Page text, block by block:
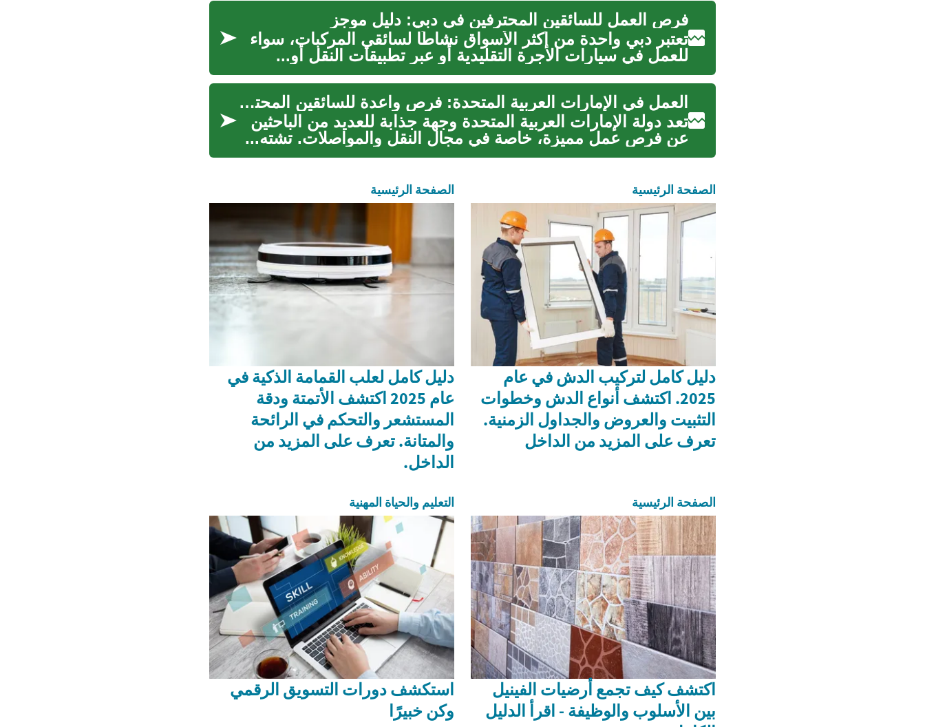
فرص العمل للسائقين المحترفين في دبي: دليل موجز
تعتبر دبي واحدة من أكثر الأسواق نشاطًا لسائقي المركبات، سواء
للعمل في سيارات الأجرة التقليدية أو عبر تطبيقات النقل أو...
العمل في الإمارات العربية المتحدة: فرص واعدة للسائقين المحترفين
تعد دولة الإمارات العربية المتحدة وجهة جذابة للعديد من الباحثين
عن فرص عمل مميزة، خاصة في مجال النقل والمواصلات. تشته...
الصفحة الرئيسية
دليل كامل لتركيب الدش في عام
2025. اكتشف أنواع الدش وخطوات
التثبيت والعروض والجداول الزمنية.
تعرف على المزيد من الداخل
الصفحة الرئيسية
دليل كامل لعلب القمامة الذكية في
عام 2025 اكتشف الأتمتة ودقة
المستشعر والتحكم في الرائحة
والمتانة. تعرف على المزيد من
الداخل.
الصفحة الرئيسية
اكتشف كيف تجمع أرضيات الفينيل
بين الأسلوب والوظيفة - اقرأ الدليل
التعليم والحياة المهنية
استكشف دورات التسويق الرقمي
وكن خبيرًا